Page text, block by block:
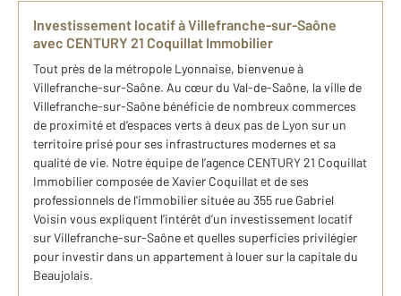
Investissement locatif à Villefranche-sur-Saône
avec CENTURY 21 Coquillat Immobilier
Tout près de la métropole Lyonnaise, bienvenue à
Villefranche-sur-Saône. Au cœur du Val-de-Saône, la ville de
Villefranche-sur-Saône bénéficie de nombreux commerces
de proximité et d’espaces verts à deux pas de Lyon sur un
territoire prisé pour ses infrastructures modernes et sa
qualité de vie. Notre équipe de l’agence CENTURY 21 Coquillat
Immobilier composée de Xavier Coquillat et de ​s​es
professionnels de l'immobilier située au 355 rue Gabriel
Voisin vous expliquent l’intérêt d’un investissement locatif
sur Villefranche-sur-Saône et quelles superficies privilégier
pour investir dans un appartement à louer sur la capitale du
Beaujolais.